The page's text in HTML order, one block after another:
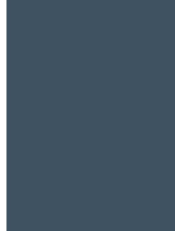
This website uses cookies to
navigate through the website.
categorized as necessary are
essential for the working of
also use third-party cookies
you use this website. These
only with your consent. You
cookies. But opting out of
Necessary cookies are
function properly. This